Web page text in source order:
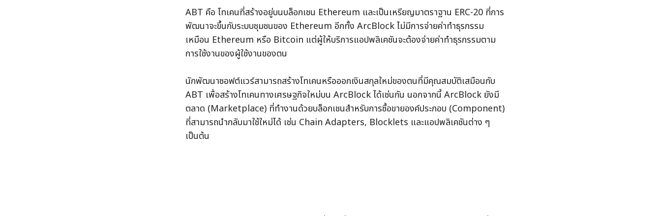
ABT คือ โทเคนที่สร้างอยู่บนบล็อกเชน Ethereum และเป็นเหรียญมาตราฐาน ERC-20 ที่การ
พัฒนาจะขึ้นกับระบบชุมชนของ Ethereum อีกทั้ง ArcBlock ไม่มีการจ่ายค่าทำธุรกรรม
เหมือน Ethereum หรือ Bitcoin แต่ผู้ให้บริการแอปพลิเคชันจะต้องจ่ายค่าทำธุรกรรมตาม
การใช้งานของผู้ใช้งานของตน
นักพัฒนาซอฟต์แวร์สามารถสร้างโทเคนหรือออกเงินสกุลใหม่ของตนที่มีคุณสมบัติเสมือนกับ
ABT เพื่อสร้างโทเคนทางเศรษฐกิจใหม่บน ArcBlock ได้เช่นกัน นอกจากนี้ ArcBlock ยังมี
ตลาด (Marketplace) ที่ทำงานด้วยบล็อกเชนสำหรับการซื้อขายองค์ประกอบ (Component)
ที่สามารถนำกลับมาใช้ใหม่ได้ เช่น Chain Adapters, Blocklets และแอปพลิเคชันต่าง ๆ
เป็นต้น